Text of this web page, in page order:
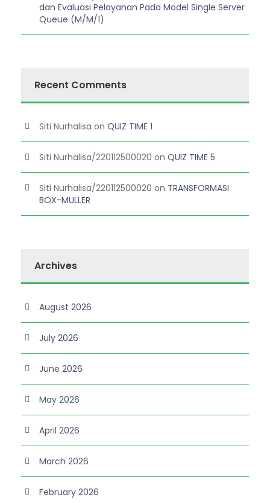
dan Evaluasi Pelayanan Pada Model Single Server
Queue (M/M/1)
Recent Comments
Siti Nurhalisa on QUIZ TIME 1
Siti Nurhalisa/220112500020 on QUIZ TIME 5
Siti Nurhalisa/220112500020 on TRANSFORMASI
BOX-MULLER
Archives
August 2026
July 2026
June 2026
May 2026
April 2026
March 2026
February 2026